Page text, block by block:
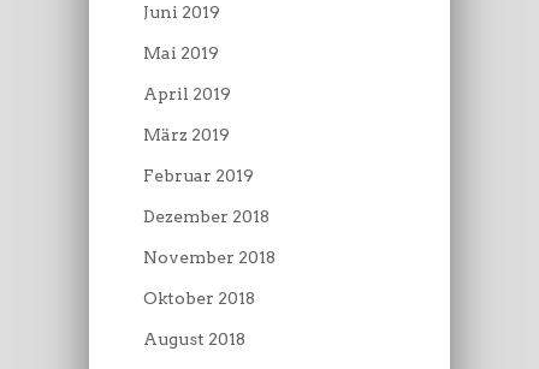
Juni 2019
Mai 2019
April 2019
März 2019
Februar 2019
Dezember 2018
November 2018
Oktober 2018
August 2018